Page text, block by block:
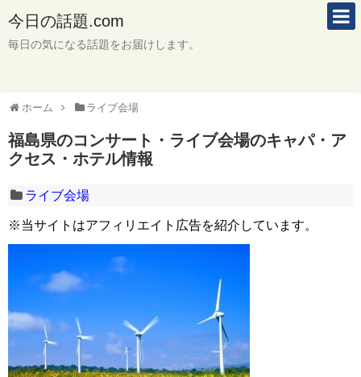
今日の話題.com
毎日の気になる話題をお届けします。
ホーム ライブ会場
福島県のコンサート・ライブ会場のキャパ・ア
クセス・ホテル情報
ライブ会場
※当サイトはアフィリエイト広告を紹介しています。